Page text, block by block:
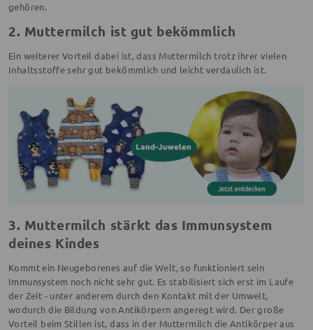
gehören.
2. Muttermilch ist gut bekömmlich
Ein weiterer Vorteil dabei ist, dass Muttermilch trotz ihrer vielen
Inhaltsstoffe sehr gut bekömmlich und leicht verdaulich ist.
3. Muttermilch stärkt das Immunsystem
deines Kindes
Kommt ein Neugeborenes auf die Welt, so funktioniert sein
Immunsystem noch nicht sehr gut. Es stabilisiert sich erst im Laufe
der Zeit - unter anderem durch den Kontakt mit der Umwelt,
wodurch die Bildung von Antikörpern angeregt wird. Der große
Vorteil beim Stillen ist, dass in der Muttermilch die Antikörper aus